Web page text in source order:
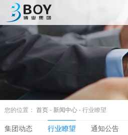
您的位置： 首页- 新闻中心- 行业瞭望
集团动态 行业瞭望 通知公告